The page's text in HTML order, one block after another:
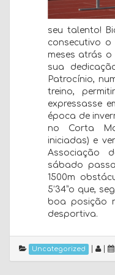
seu talento!
consecutivo
meses atrás
sua
Patrocínio,
treino,
expressasse
época de
no Corta
iniciadas) e
Associação
sábado
1500m
5’34”o que,
boa posição
desportiva.
Uncategorized